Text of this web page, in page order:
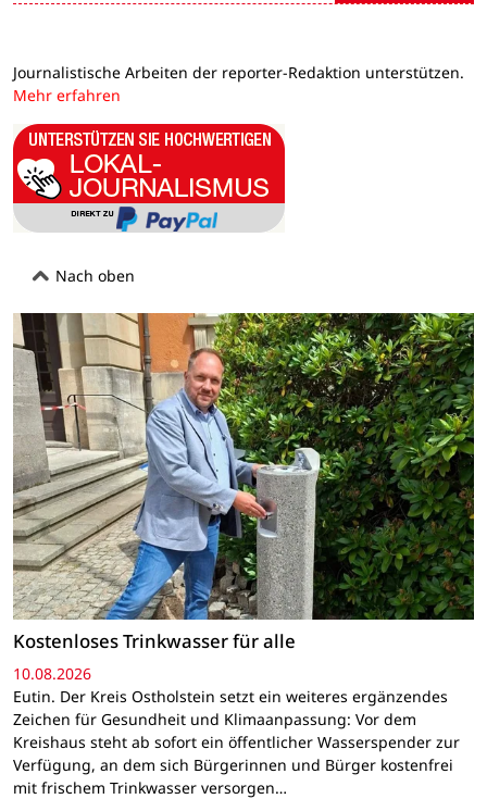
Journalistische Arbeiten der reporter-Redaktion unterstützen.
Mehr erfahren
Nach oben
Kostenloses Trinkwasser für alle
10.08.2026
Eutin. Der Kreis Ostholstein setzt ein weiteres ergänzendes
Zeichen für Gesundheit und Klimaanpassung: Vor dem
Kreishaus steht ab sofort ein öffentlicher Wasserspender zur
Verfügung, an dem sich Bürgerinnen und Bürger kostenfrei
mit frischem Trinkwasser versorgen…